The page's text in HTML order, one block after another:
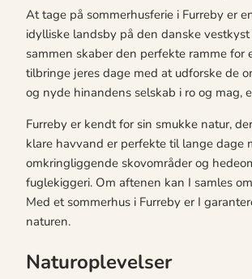
At tage på sommerhusferie i Furreby er
idylliske landsby på den danske
sammen skaber den perfekte ramme
tilbringe jeres dage med at udforske de
og nyde hinandens selskab i ro og mag,
Furreby er kendt for sin smukke natur,
klare havvand er perfekte til lange dage
omkringliggende skovområder og
fuglekiggeri. Om aftenen kan I samles
Med et sommerhus i Furreby er I
naturen.
Naturoplevelser